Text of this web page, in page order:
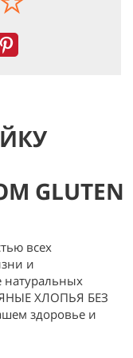
GLUTEN
всех
и
натуральных
ХЛОПЬЯ БЕЗ
здоровье и